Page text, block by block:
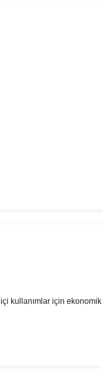
kullanımlar için ekonomik